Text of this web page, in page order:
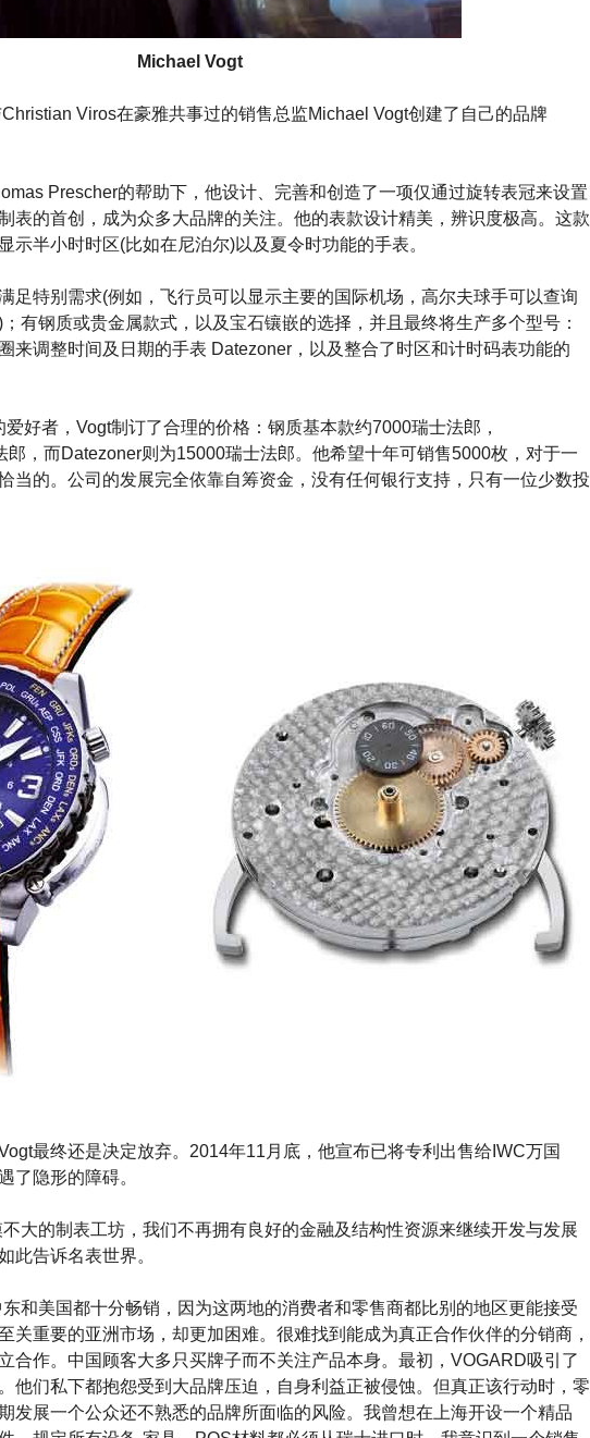
Michael Vogt
Viros在豪雅共事过的销售总监Michael Vogt创建了自己的品牌
Prescher的帮助下，他设计、完善和创造了一项仅通过旋转表冠来设置
表的首创，成为众多大品牌的关注。他的表款设计精美，辨识度极高。这款
示半小时时区(比如在尼泊尔)以及夏令时功能的手表。
足特别需求(例如，飞行员可以显示主要的国际机场，高尔夫球手可以查询
有钢质或贵金属款式，以及宝石镶嵌的选择，并且最终将生产多个型号：
来调整时间及日期的手表 Datezoner，以及整合了时区和计时码表功能的
爱好者，Vogt制订了合理的价格：钢质基本款约7000瑞士法郎，
，而Datezoner则为15000瑞士法郎。他希望十年可销售5000枚，对于一
当的。公司的发展完全依靠自筹资金，没有任何银行支持，只有一位少数投
最终还是决定放弃。2014年11月底，他宣布已将专利出售给IWC万国
了隐形的障碍。
大的制表工坊，我们不再拥有良好的金融及结构性资源来继续开发与发展
此告诉名表世界。
和美国都十分畅销，因为这两地的消费者和零售商都比别的地区更能接受
关重要的亚洲市场，却更加困难。很难找到能成为真正合作伙伴的分销商，
合作。中国顾客大多只买牌子而不关注产品本身。最初，VOGARD吸引了
他们私下都抱怨受到大品牌压迫，自身利益正被侵蚀。但真正该行动时，零
发展一个公众还不熟悉的品牌所面临的风险。我曾想在上海开设一个精品